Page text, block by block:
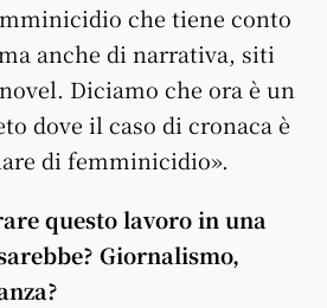
che tiene conto
anche di narrativa, siti
Diciamo che ora è un
dove il caso di cronaca è
di femminicidio».
questo lavoro in una
Giornalismo,